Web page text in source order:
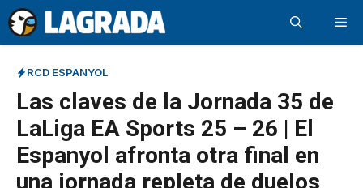
Saltar
al
contenido
RCD ESPANYOL
Las claves de la Jornada 35 de
LaLiga EA Sports 25 – 26 | El
Espanyol afronta otra final en
una jornada repleta de duelos